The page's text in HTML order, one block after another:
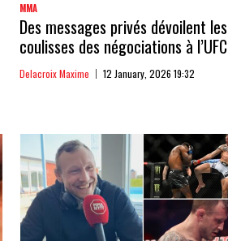
MMA
Des messages privés dévoilent les
coulisses des négociations à l’UFC
Delacroix Maxime 12 January, 2026 19:32